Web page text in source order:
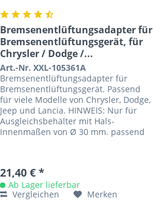
Bremsenentlüftungsadapter für
Bremsenentlüftungsgerät, für
Chrysler / Dodge /...
Art.-Nr. XXL-105361A
Bremsenentlüftungsadapter für
Bremsenentlüftungsgerät. Passend
für viele Modelle von Chrysler, Dodge,
Jeep und Lancia. HINWEIS: Nur für
Ausgleichsbehälter mit Hals-
Innenmaßen von Ø 30 mm. passend
21,40 € *
Ab Lager lieferbar
Vergleichen
Merken